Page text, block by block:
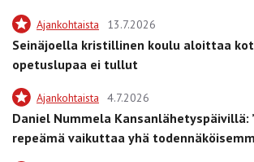
Ajankohtaista 13.7.2026
Seinäjoella kristillinen koulu aloittaa
opetuslupaa ei tullut
Ajankohtaista 4.7.2026
Daniel Nummela Kansanlähetyspäivillä:
repeämä vaikuttaa yhä